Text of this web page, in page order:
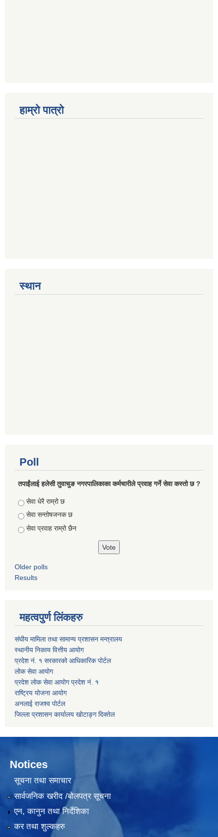
हाम्रो पात्रो
स्थान
Poll
तपाईंलाई हलेसी तुवाचुङ नगरपालिकाका कर्मचारीले प्रवाह गर्ने सेवा कस्तो छ ?
Choices
सेवा धेरै राम्रो छ
सेवा सन्तोषजनक छ
सेवा प्रवाह राम्रो छैन
Older polls
Results
महत्वपुर्ण लिंकहरु
संघीय मामिला तथा सामान्य प्रशासन मन्त्रालय
स्थानीय निकाय वित्तीय आयोग
प्रदेश नं. १ सरकारको आधिकारिक पोर्टल
लोक सेवा आयोग
प्रदेश लोक सेवा आयोग प्रदेश नं. १
राष्ट्रिय योजना आयोग
अनलाई राजश्व पोर्टल
जिल्ला प्रशासन कार्यालय खोटाङ्ग दिक्तेल
Notices
सूचना तथा समाचार
सार्वजनिक खरीद /बोलपत्र सूचना
एन, कानुन तथा निर्देशिका
कर तथा शुल्कहरु